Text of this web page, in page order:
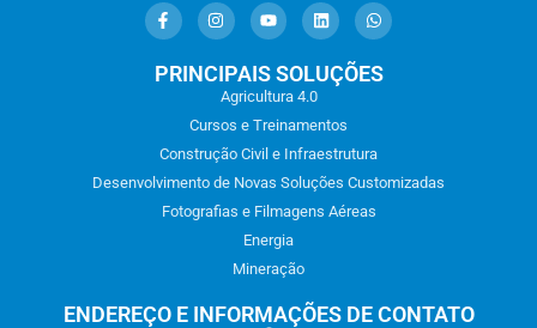
PRINCIPAIS SOLUÇÕES
Agricultura 4.0
Cursos e Treinamentos
Construção Civil e Infraestrutura
Desenvolvimento de Novas Soluções Customizadas
Fotografias e Filmagens Aéreas
Energia
Mineração
ENDEREÇO E INFORMAÇÕES DE CONTATO